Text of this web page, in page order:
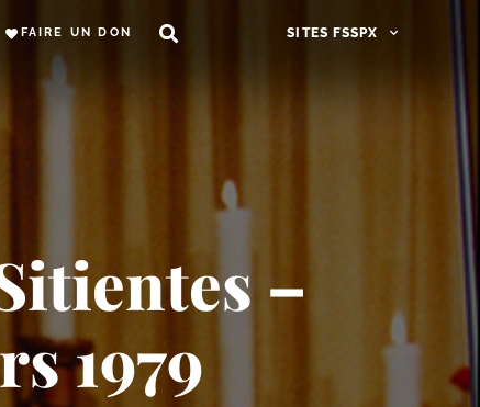
FAIRE UN DON SITES FSSPX
–
1979